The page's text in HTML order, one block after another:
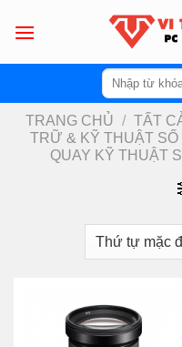
Tìm
kiếm:
TRANG CHỦ / TẤT
TRỮ & KỸ THUẬT SỐ
QUAY KỸ THUẬT